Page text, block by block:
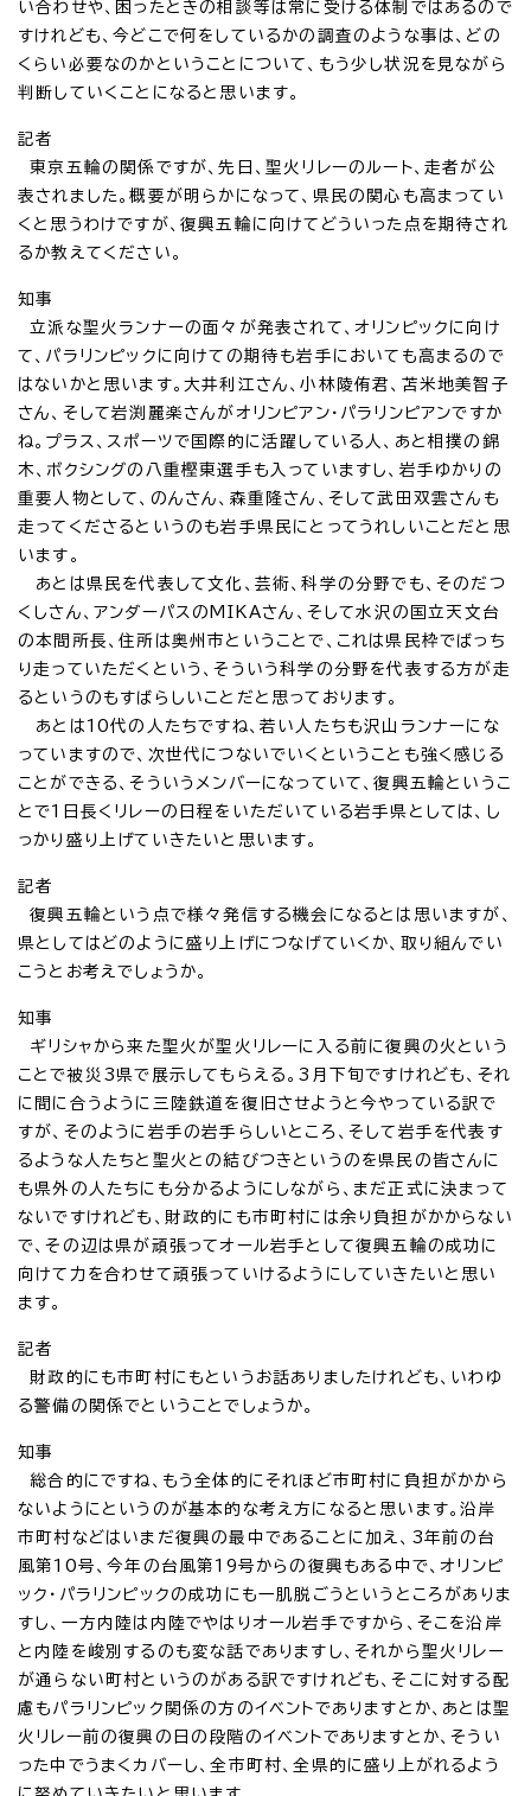
い合わせや、困ったときの相談等は常に受ける体制ではあるので
すけれども、今どこで何をしているかの調査のような事は、どの
くらい必要なのかということについて、もう少し状況を見ながら
判断していくことになると思います。
記者
東京五輪の関係ですが、先日、聖火リレーのルート、走者が公
表されました。概要が明らかになって、県民の関心も高まってい
くと思うわけですが、復興五輪に向けてどういった点を期待され
るか教えてください。
知事
立派な聖火ランナーの面々が発表されて、オリンピックに向け
て、パラリンピックに向けての期待も岩手においても高まるので
はないかと思います。大井利江さん、小林陵侑君、苫米地美智子
さん、そして岩渕麗楽さんがオリンピアン・パラリンピアンですか
ね。プラス、スポーツで国際的に活躍している人、あと相撲の錦
木、ボクシングの八重樫東選手も入っていますし、岩手ゆかりの
重要人物として、のんさん、森重隆さん、そして武田双雲さんも
走ってくださるというのも岩手県民にとってうれしいことだと思
います。
あとは県民を代表して文化、芸術、科学の分野でも、そのだつ
くしさん、アンダーパスのMIKAさん、そして水沢の国立天文台
の本間所長、住所は奥州市ということで、これは県民枠でばっち
り走っていただくという、そういう科学の分野を代表する方が走
るというのもすばらしいことだと思っております。
あとは10代の人たちですね、若い人たちも沢山ランナーにな
っていますので、次世代につないでいくということも強く感じる
ことができる、そういうメンバーになっていて、復興五輪というこ
とで1日長くリレーの日程をいただいている岩手県としては、し
っかり盛り上げていきたいと思います。
記者
復興五輪という点で様々発信する機会になるとは思いますが、
県としてはどのように盛り上げにつなげていくか、取り組んでい
こうとお考えでしょうか。
知事
ギリシャから来た聖火が聖火リレーに入る前に復興の火という
ことで被災3県で展示してもらえる。3月下旬ですけれども、それ
に間に合うように三陸鉄道を復旧させようと今やっている訳で
すが、そのように岩手の岩手らしいところ、そして岩手を代表す
るような人たちと聖火との結びつきというのを県民の皆さんに
も県外の人たちにも分かるようにしながら、まだ正式に決まって
ないですけれども、財政的にも市町村には余り負担がかからない
で、その辺は県が頑張ってオール岩手として復興五輪の成功に
向けて力を合わせて頑張っていけるようにしていきたいと思い
ます。
記者
財政的にも市町村にもというお話ありましたけれども、いわゆ
る警備の関係でということでしょうか。
知事
総合的にですね、もう全体的にそれほど市町村に負担がかから
ないようにというのが基本的な考え方になると思います。沿岸
市町村などはいまだ復興の最中であることに加え、3年前の台
風第10号、今年の台風第19号からの復興もある中で、オリンピ
ック・パラリンピックの成功にも一肌脱ごうというところがありま
すし、一方内陸は内陸でやはりオール岩手ですから、そこを沿岸
と内陸を峻別するのも変な話でありますし、それから聖火リレー
が通らない町村というのがある訳ですけれども、そこに対する配
慮もパラリンピック関係の方のイベントでありますとか、あとは聖
火リレー前の復興の日の段階のイベントでありますとか、そうい
った中でうまくカバーし、全市町村、全県的に盛り上がれるよう